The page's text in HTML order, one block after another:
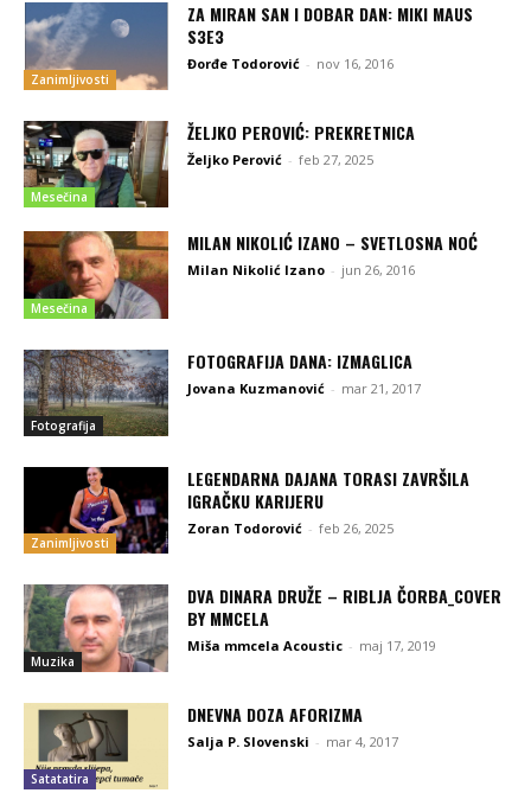
Zanimljivosti
ZA MIRAN SAN I DOBAR DAN: MIKI MAUS
S3E3
Đorđe Todorović - nov 16, 2016
Mesečina
ŽELJKO PEROVIĆ: PREKRETNICA
Željko Perović - feb 27, 2025
Mesečina
MILAN NIKOLIĆ IZANO – SVETLOSNA NOĆ
Milan Nikolić Izano - jun 26, 2016
Fotografija
FOTOGRAFIJA DANA: IZMAGLICA
Jovana Kuzmanović - mar 21, 2017
Zanimljivosti
LEGENDARNA DAJANA TORASI ZAVRŠILA
IGRAČKU KARIJERU
Zoran Todorović - feb 26, 2025
Muzika
DVA DINARA DRUŽE – RIBLJA ČORBA_COVER
BY MMCELA
Miša mmcela Acoustic - maj 17, 2019
Satatatira
DNEVNA DOZA AFORIZMA
Salja P. Slovenski - mar 4, 2017